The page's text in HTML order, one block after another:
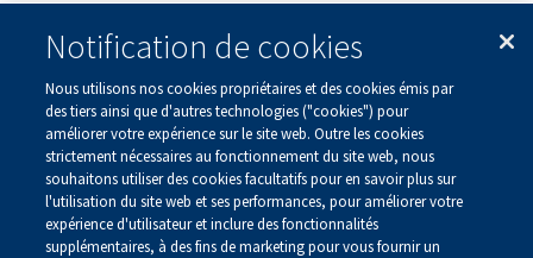
serviceclients@alnylam.com | Tel : 01 87 65 09 22
Le contenu de ce site est destiné aux personnes
résidant en France.
CORP-FRA-00033 – October 2025
© 2025, Alnylam France SAS, Tous droits réservés, RCS
818 575 730 100-102 avenue de Suffren, 75015 Paris
Information Médicale :medinfo@alnylam.com
Notification de cookies
Nous utilisons nos cookies propriétaires et des cookies émis par
des tiers ainsi que d'autres technologies ("cookies") pour
améliorer votre expérience sur le site web. Outre les cookies
strictement nécessaires au fonctionnement du site web, nous
souhaitons utiliser des cookies facultatifs pour en savoir plus sur
l'utilisation du site web et ses performances, pour améliorer votre
expérience d'utilisateur et inclure des fonctionnalités
supplémentaires, à des fins de marketing pour vous fournir un